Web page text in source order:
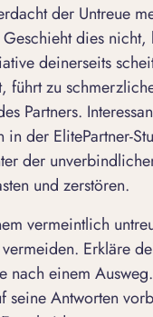
der Untreue
dies
deinerseits
führt zu
Partners.
in der ElitePartner-
der
und zerstören.
vermeintlich
Erkläre
nach einem
seine Antworten